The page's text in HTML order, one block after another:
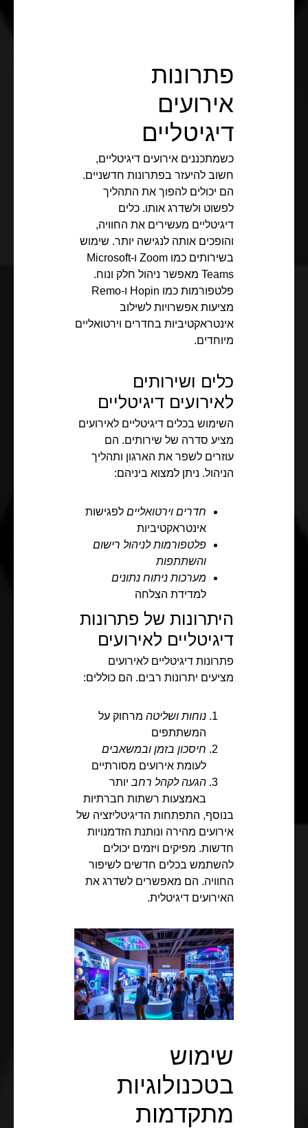
פתרונות
אירועים
דיגיטליים
כשמתכננים אירועים דיגיטליים,
חשוב להיעזר בפתרונות חדשניים.
הם יכולים להפוך את התהליך
לפשוט ולשדרג אותו. כלים
דיגיטליים מעשירים את החוויה,
והופכים אותה לנגישה יותר. שימוש
בשירותים כמו Zoom ו-Microsoft
Teams מאפשר ניהול חלק ונוח.
פלטפורמות כמו Hopin ו-Remo
מציעות אפשרויות לשילוב
אינטראקטיביות בחדרים וירטואליים
מיוחדים.
כלים ושירותים
לאירועים דיגיטליים
השימוש בכלים דיגיטליים לאירועים
מציע סדרה של שירותים. הם
עוזרים לשפר את הארגון ותהליך
הניהול. ניתן למצוא ביניהם:
חדרים וירטואליים לפגישות
אינטראקטיביות
פלטפורמות לניהול רישום
והשתתפות
מערכות ניתוח נתונים
למדידת הצלחה
היתרונות של פתרונות
דיגיטליים לאירועים
פתרונות דיגיטליים לאירועים
מציעים יתרונות רבים. הם כוללים:
נוחות ושליטה מרחוק על
המשתתפים
חיסכון בזמן ובמשאבים
לעומת אירועים מסורתיים
הגעה לקהל רחב יותר
באמצעות רשתות חברתיות
בנוסף, התפתחות הדיגיטליזציה של
אירועים מהירה ונותנת הזדמנויות
חדשות. מפיקים ויזמים יכולים
להשתמש בכלים חדשים לשיפור
החוויה. הם מאפשרים לשדרג את
האירועים דיגיטלית.
שימוש
בטכנולוגיות
מתקדמות